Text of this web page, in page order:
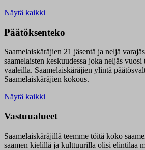
Näytä kaikki
Päätöksenteko
Saamelaiskäräjien 21 jäsentä ja neljä
saamelaisten keskuudessa joka neljäs
vaaleilla. Saamelaiskäräjien ylintä
Saamelaiskäräjien kokous.
Näytä kaikki
Vastuualueet
Saamelaiskäräjillä teemme töitä koko
saamen kielillä ja kulttuurilla olisi elintilaa